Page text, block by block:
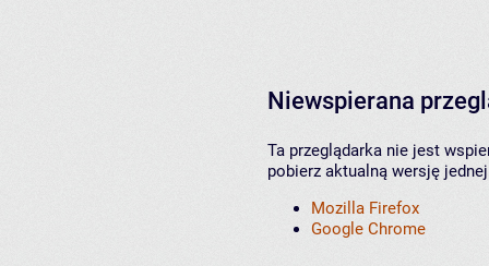
Niewspierana
Ta przeglądarka nie jest
pobierz aktualną wersję
Mozilla Firefox
Google Chrome